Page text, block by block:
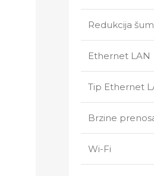
Redukcija
Ethernet LAN
Tip Ethernet
Brzine
Wi-Fi